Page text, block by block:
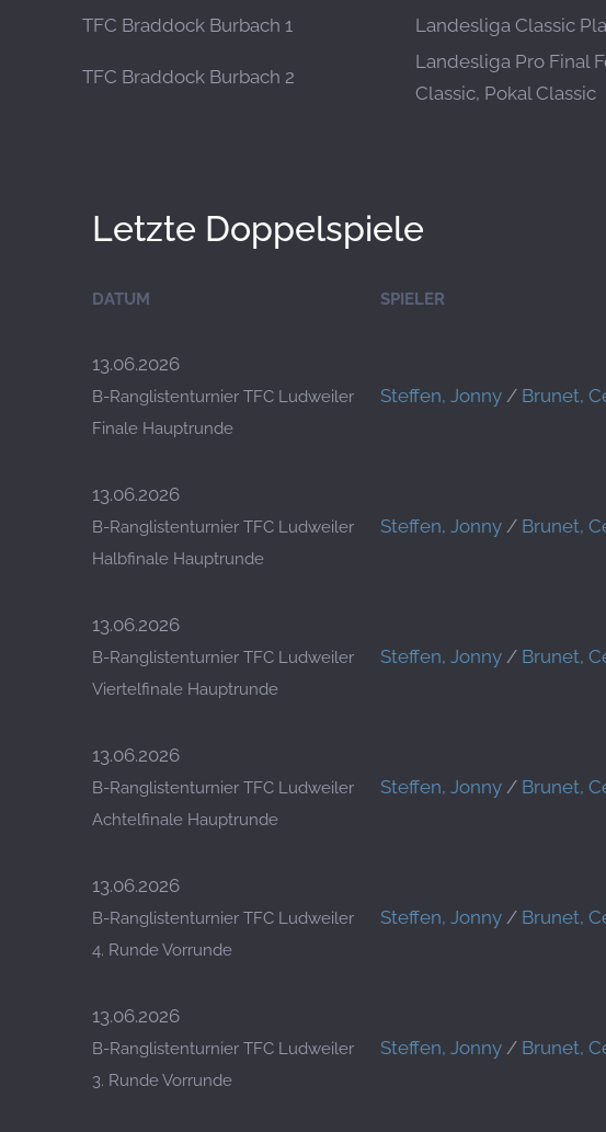
TFC Braddock Burbach 1 Landesliga Classic
TFC Braddock Burbach 2
Landesliga Pro Final
Classic, Pokal Classic
Letzte Doppelspiele
DATUM SPIELER
13.06.2026
B-Ranglistenturnier TFC Ludweiler
Finale Hauptrunde
Steffen, Jonny / Brunet,
13.06.2026
B-Ranglistenturnier TFC Ludweiler
Halbfinale Hauptrunde
Steffen, Jonny / Brunet,
13.06.2026
B-Ranglistenturnier TFC Ludweiler
Viertelfinale Hauptrunde
Steffen, Jonny / Brunet,
13.06.2026
B-Ranglistenturnier TFC Ludweiler
Achtelfinale Hauptrunde
Steffen, Jonny / Brunet,
13.06.2026
B-Ranglistenturnier TFC Ludweiler
4. Runde Vorrunde
Steffen, Jonny / Brunet,
13.06.2026
B-Ranglistenturnier TFC Ludweiler
3. Runde Vorrunde
Steffen, Jonny / Brunet,